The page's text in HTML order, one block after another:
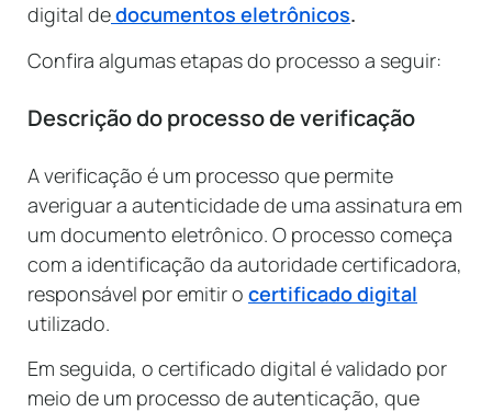
digital dedocumentos eletrônicos.
Confira algumas etapas do processo a seguir:
Descrição do processo de verificação
A verificação é um processo que permite
averiguar a autenticidade de uma assinatura em
um documento eletrônico. O processo começa
com a identificação da autoridade certificadora,
responsável por emitir o certificado digital
utilizado.
Em seguida, o certificado digital é validado por
meio de um processo de autenticação, que